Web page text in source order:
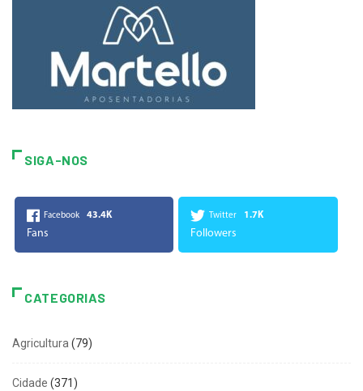
SIGA-NOS
Facebook 43.4K
Fans
Twitter 1.7K
Followers
CATEGORIAS
Agricultura(79)
Cidade (371)